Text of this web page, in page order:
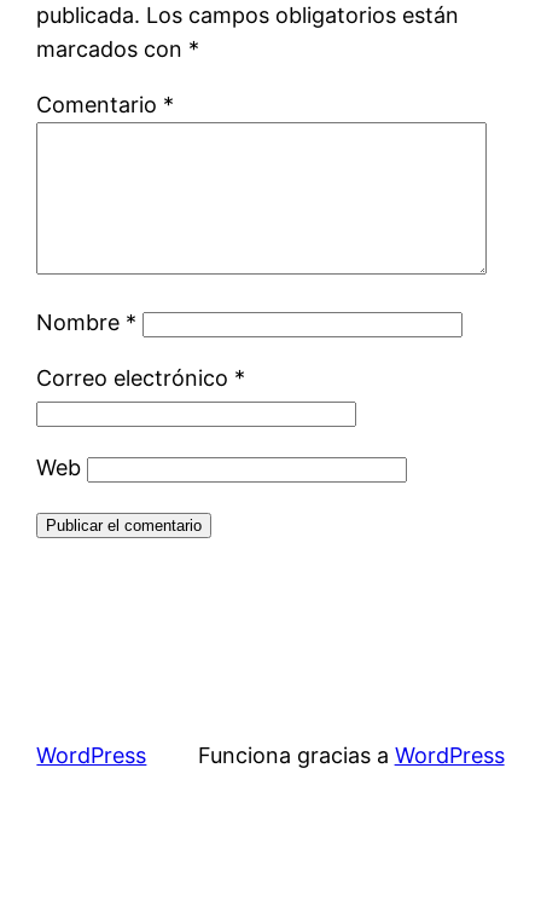
publicada. Los campos obligatorios están
marcados con *
Comentario *
Nombre *
Correo electrónico *
Web
WordPress Funciona gracias a WordPress